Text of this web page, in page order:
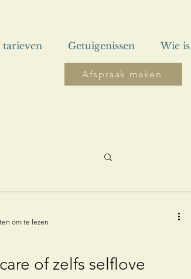
Getuigenissen Wie is
Afspraak maken
of zelfs selflove
om te lezen